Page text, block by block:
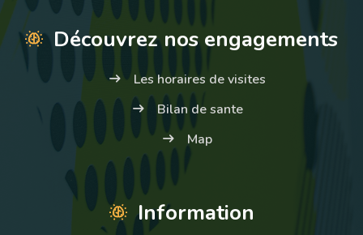
Découvrez nos engagements
Les horaires de visites
Bilan de sante
Map
Information